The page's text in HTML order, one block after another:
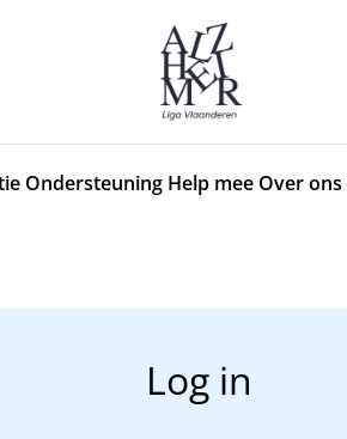
Ondersteuning Help mee Over ons
Log in